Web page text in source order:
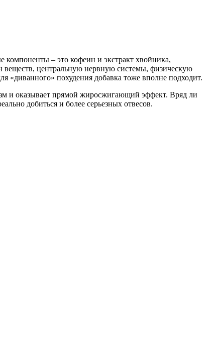
– это кофеин и экстракт хвойника,
центральную нервную системы, физическую
похудения добавка тоже вполне подходит.
и оказывает прямой жиросжигающий эффект. Вряд ли
добиться и более серьезных отвесов.